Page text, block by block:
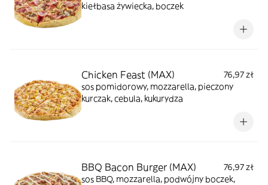
kiełbasa żywiecka, boczek
Chicken Feast (MAX)
76,97 zł
sos pomidorowy, mozzarella, pieczony
kurczak, cebula, kukurydza
BBQ Bacon Burger (MAX)
76,97 zł
sos BBQ, mozzarella, podwójny boczek,